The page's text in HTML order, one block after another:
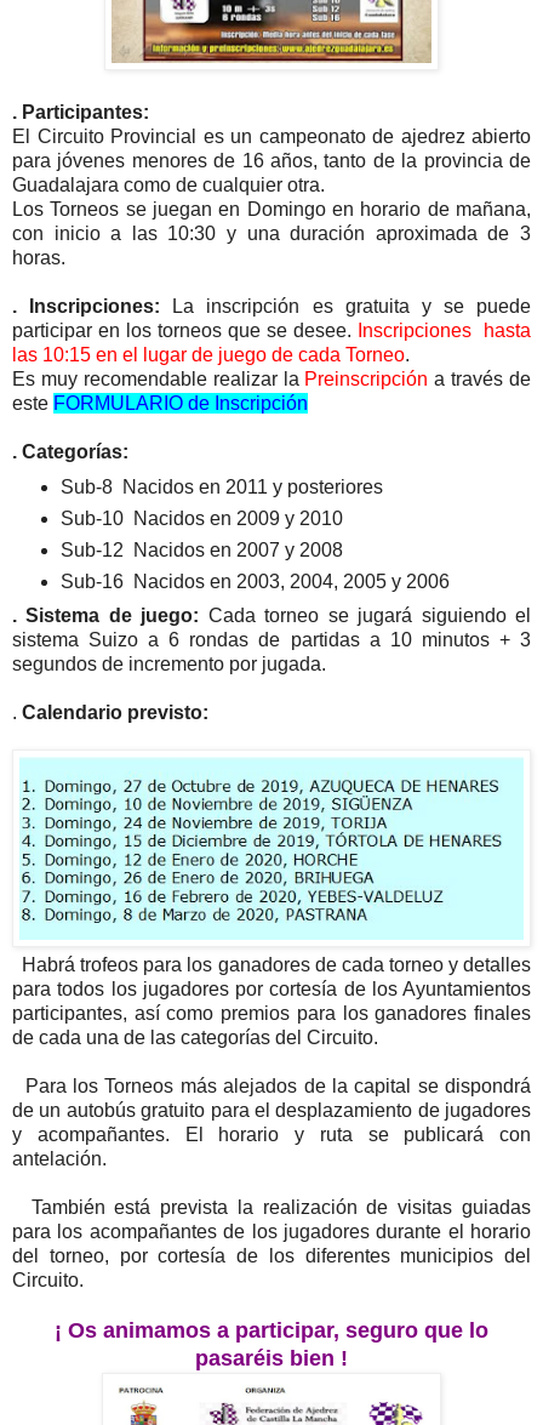
. Participantes:
El Circuito Provincial es un campeonato de ajedrez abierto
para jóvenes menores de 16 años, tanto de la provincia de
Guadalajara como de cualquier otra.
Los Torneos se juegan en Domingo en horario de mañana,
con inicio a las 10:30 y una duración aproximada de 3
horas.
. Inscripciones: La inscripción es gratuita y se puede
participar en los torneos que se desee.
Inscripciones hasta
las 10:15 en el lugar de juego de cada Torneo.
Es muy recomendable realizar la Preinscripción a través de
este FORMULARIO de Inscripción
. Categorías:
Sub-8 Nacidos en 2011 y posteriores
Sub-10 Nacidos en 2009 y 2010
Sub-12
Nacidos en 2007 y 2008
Sub-16
Nacidos en 2003, 2004, 2005 y 2006
. Sistema de juego: Cada torneo se jugará siguiendo el
sistema Suizo a 6 rondas de partidas a 10 minutos + 3
segundos de incremento por jugada.
. Calendario previsto:
Habrá trofeos para los ganadores de cada torneo y detalles
para todos los jugadores por cortesía de los Ayuntamientos
participantes, así como premios para los ganadores finales
de cada una de las categorías del Circuito.
Para los Torneos más alejados de la capital se dispondrá
de un autobús gratuito para el desplazamiento de jugadores
y acompañantes. El horario y ruta se publicará con
antelación.
También está prevista la realización de visitas guiadas
para los acompañantes de los jugadores durante el horario
del torneo, por cortesía de los diferentes municipios del
Circuito.
¡ Os animamos a participar, seguro que lo
pasaréis bien !